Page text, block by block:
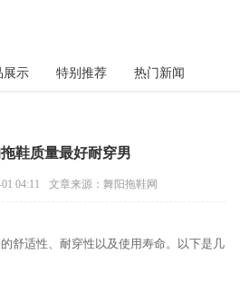
展示 特别推荐 热门新闻
鞋质量最好耐穿男
04:11 文章来源：舞阳拖鞋网
舒适性、耐穿性以及使用寿命。以下是几